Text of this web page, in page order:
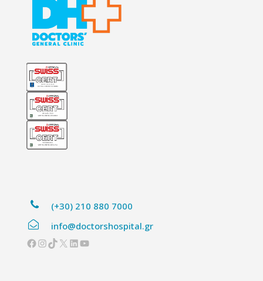
(+30) 210 880 7000
info@doctorshospital.gr
Facebook
Instagram
TikTok
X Linkedin
YouTube